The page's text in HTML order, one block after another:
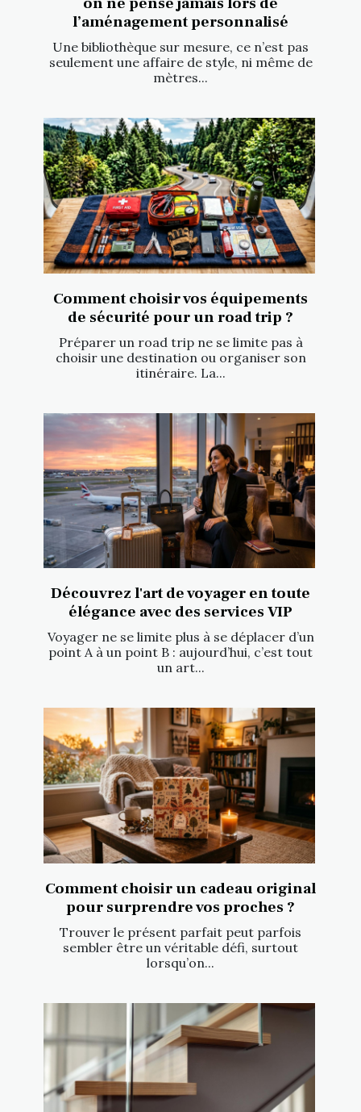
l’aménagement personnalisé
Une bibliothèque sur mesure, ce n’est pas
seulement une affaire de style, ni même de
mètres...
Comment choisir vos équipements
de sécurité pour un road trip ?
Préparer un road trip ne se limite pas à
choisir une destination ou organiser son
itinéraire. La...
Découvrez l'art de voyager en toute
élégance avec des services VIP
Voyager ne se limite plus à se déplacer d’un
point A à un point B : aujourd’hui, c’est tout
un art...
Comment choisir un cadeau original
pour surprendre vos proches ?
Trouver le présent parfait peut parfois
sembler être un véritable défi, surtout
lorsqu’on...